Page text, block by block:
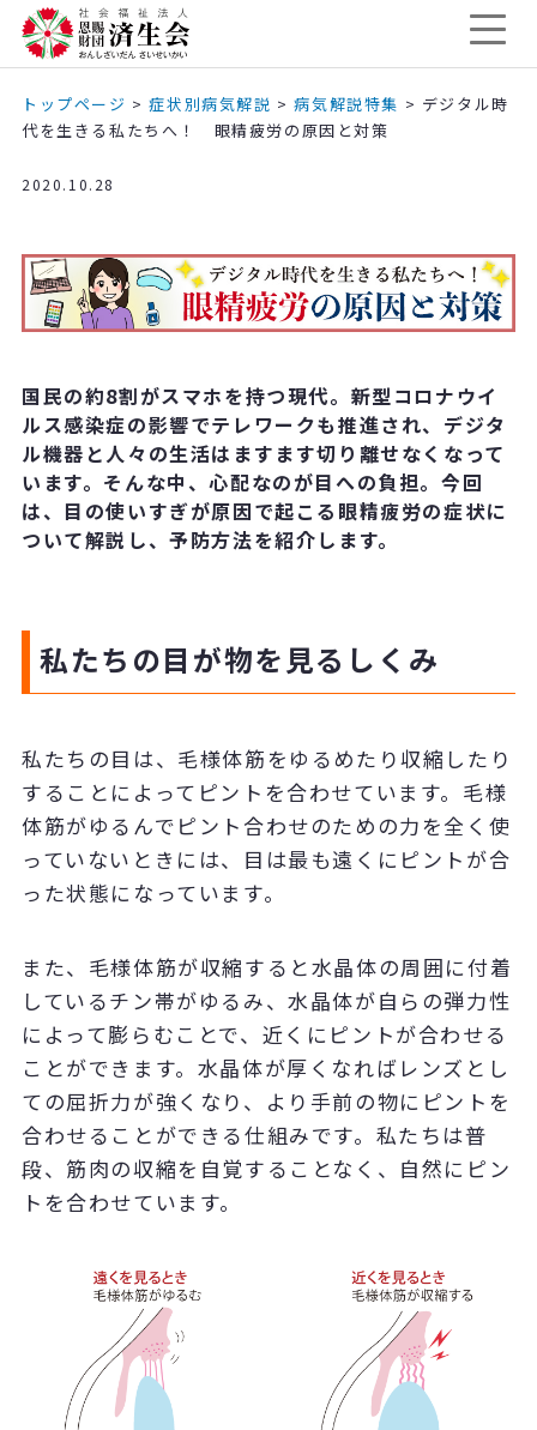
トップページ >症状別病気解説 >病気解説特集 > デジタル時
代を生きる私たちへ！ 眼精疲労の原因と対策
2020.10.28
国民の約8割がスマホを持つ現代。新型コロナウイ
ルス感染症の影響でテレワークも推進され、デジタ
ル機器と人々の生活はますます切り離せなくなって
います。そんな中、心配なのが目への負担。今回
は、目の使いすぎが原因で起こる眼精疲労の症状に
ついて解説し、予防方法を紹介します。
私たちの目が物を見るしくみ
私たちの目は、毛様体筋をゆるめたり収縮したり
することによってピントを合わせています。毛様
体筋がゆるんでピント合わせのための力を全く使
っていないときには、目は最も遠くにピントが合
った状態になっています。
また、毛様体筋が収縮すると水晶体の周囲に付着
しているチン帯がゆるみ、水晶体が自らの弾力性
によって膨らむことで、近くにピントが合わせる
ことができます。水晶体が厚くなればレンズとし
ての屈折力が強くなり、より手前の物にピントを
合わせることができる仕組みです。私たちは普
段、筋肉の収縮を自覚することなく、自然にピン
トを合わせています。